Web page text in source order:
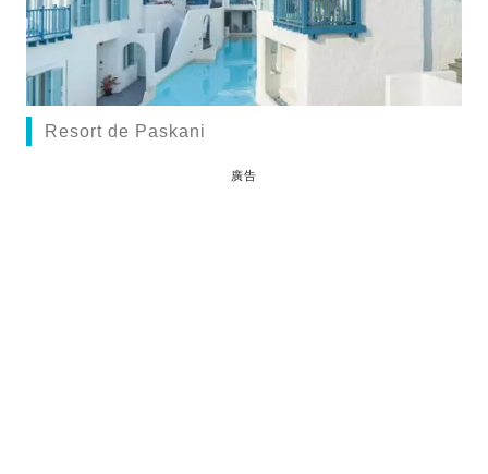
Resort de Paskani
廣告